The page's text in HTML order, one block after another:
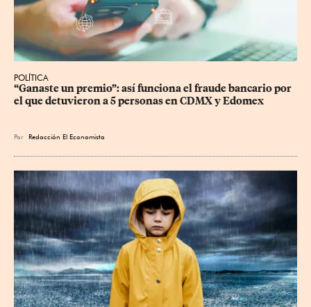
POLÍTICA
“Ganaste un premio”: así funciona el fraude bancario por
el que detuvieron a 5 personas en CDMX y Edomex
Por Redacción El Economista